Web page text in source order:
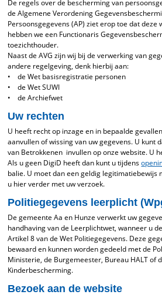
De regels over de bescherming van
de Algemene Verordening
Persoonsgegevens (AP) ziet erop toe dat deze
hebben we een Functionaris
toezichthouder.
Naast de AVG zijn wij bij de verwerking van
andere regelgeving, denk hierbij aan:
• de Wet basisregistratie personen
• de Wet SUWI
• de Archiefwet
Uw rechten
U heeft recht op inzage en in bepaalde
aanvullen of wissing van uw gegevens. U kunt
van Betrokkenen invullen op onze website. U
Als u geen DigiD heeft dan kunt u tijdens
balie. U moet dan een geldig legitimatiebewijs
u hier verder met uw verzoek.
Politiegegevens leerplicht
De gemeente Aa en Hunze verwerkt uw
handhaving van de Leerplichtwet, wanneer u
Artikel 8 van de Wet Politiegegevens. Deze
bewaard en kunnen worden gedeeld met de
Ministerie, de Burgemeester, Bureau HALT of
Kinderbescherming.
Bezoek aan de website